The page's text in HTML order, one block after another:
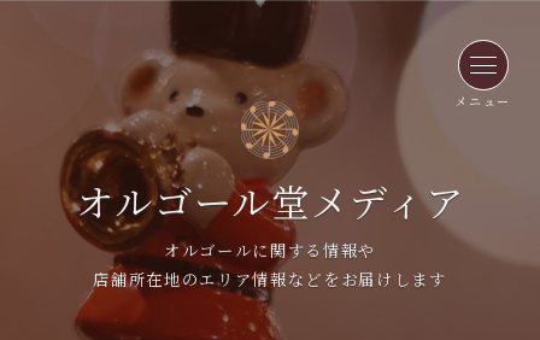
メニュー
オルゴール堂メディア
オルゴールに関する情報や
店舗所在地のエリア情報などをお届けします